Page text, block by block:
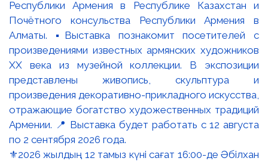
⚜️2026 жылдың 12 тамыз күні сағат 16:00-де Әбілхан